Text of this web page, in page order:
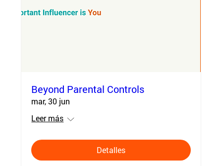
Beyond Parental Controls
mar, 30 jun
Leer más
Detalles